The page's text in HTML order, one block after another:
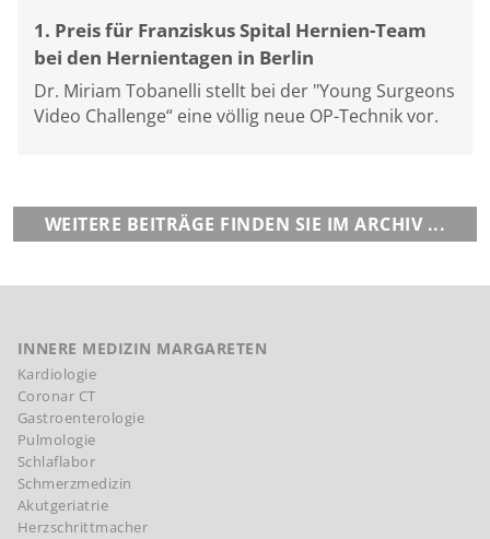
1. Preis für Franziskus Spital Hernien-Team
bei den Hernientagen in Berlin
Dr. Miriam Tobanelli stellt bei der "Young Surgeons
Video Challenge“ eine völlig neue OP-Technik vor.
WEITERE BEITRÄGE FINDEN SIE IM ARCHIV ...
INNERE MEDIZIN MARGARETEN
Kardiologie
Coronar CT
Gastroenterologie
Pulmologie
Schlaflabor
Schmerzmedizin
Akutgeriatrie
Herzschrittmacher